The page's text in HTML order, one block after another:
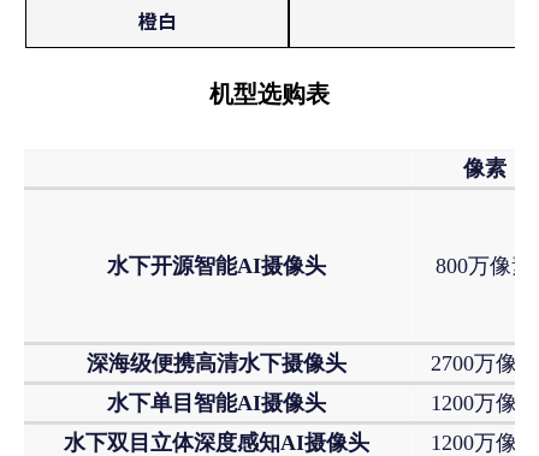
橙白
机型选购表
像素
水下开源智能AI摄像头 800万像素
深海级便携高清水下摄像头
2700万像素
水下单目智能AI摄像头
1200万像素
水下双目立体深度感知AI摄像头
1200万像素